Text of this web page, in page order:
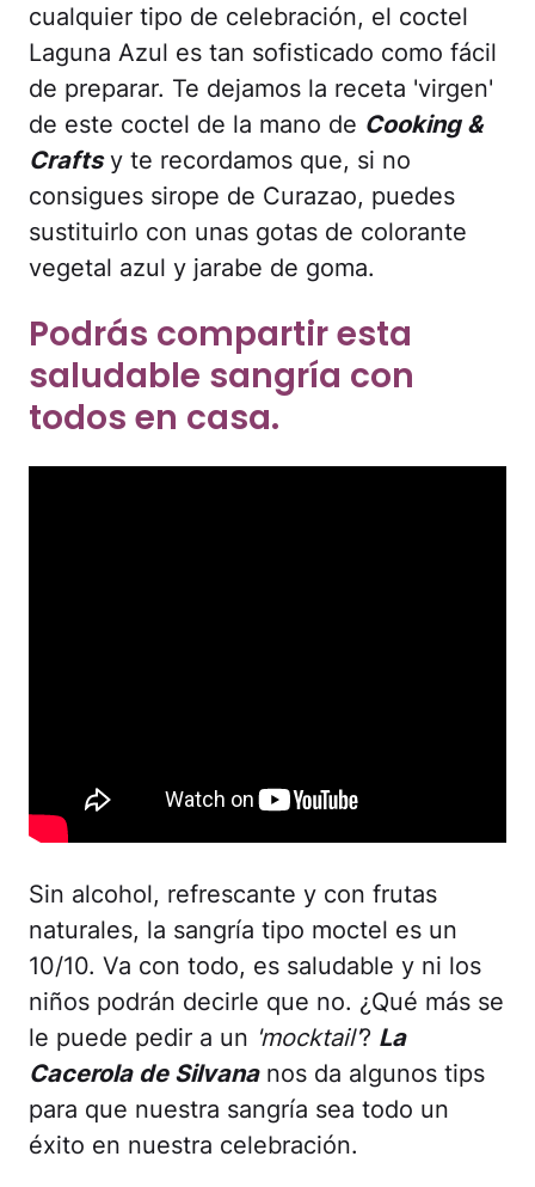
cualquier tipo de celebración, el coctel
Laguna Azul es tan sofisticado como fácil
de preparar. Te dejamos la receta 'virgen'
de este coctel de la mano de Cooking &
Craftsy te recordamos que, si no
consigues sirope de Curazao, puedes
sustituirlo con unas gotas de colorante
vegetal azul y jarabe de goma.
Podrás compartir esta
saludable sangría con
todos en casa.
Sin alcohol, refrescante y con frutas
naturales, la sangría tipo moctel es un
10/10. Va con todo, es saludable y ni los
niños podrán decirle que no. ¿Qué más se
le puede pedir a un 'mocktail'? La
Cacerola de Silvananos da algunos tips
para que nuestra sangría sea todo un
éxito en nuestra celebración.